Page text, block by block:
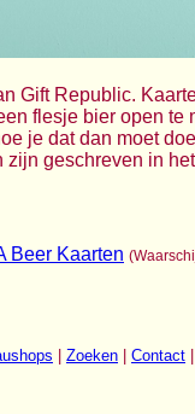
Gift Republic.
flesje bier open te
je dat dan moet
zijn geschreven in
Beer Kaarten
Zoeken Contact